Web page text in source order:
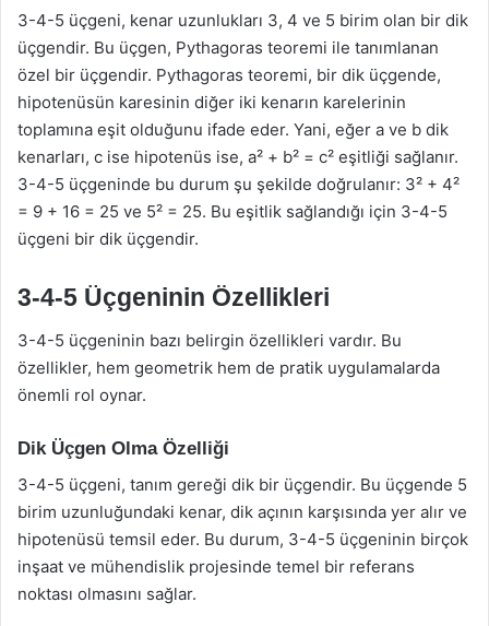
3-4-5 üçgeni, kenar uzunlukları 3, 4 ve 5 birim olan bir dik
üçgendir. Bu üçgen, Pythagoras teoremi ile tanımlanan
özel bir üçgendir. Pythagoras teoremi, bir dik üçgende,
hipotenüsün karesinin diğer iki kenarın karelerinin
toplamına eşit olduğunu ifade eder. Yani, eğer a ve b dik
kenarları, c ise hipotenüs ise, a² + b² = c² eşitliği sağlanır.
3-4-5 üçgeninde bu durum şu şekilde doğrulanır: 3² + 4²
= 9 + 16 = 25 ve 5² = 25. Bu eşitlik sağlandığı için 3-4-5
üçgeni bir dik üçgendir.
3-4-5 Üçgeninin Özellikleri
3-4-5 üçgeninin bazı belirgin özellikleri vardır. Bu
özellikler, hem geometrik hem de pratik uygulamalarda
önemli rol oynar.
Dik Üçgen Olma Özelliği
3-4-5 üçgeni, tanım gereği dik bir üçgendir. Bu üçgende 5
birim uzunluğundaki kenar, dik açının karşısında yer alır ve
hipotenüsü temsil eder. Bu durum, 3-4-5 üçgeninin birçok
inşaat ve mühendislik projesinde temel bir referans
noktası olmasını sağlar.